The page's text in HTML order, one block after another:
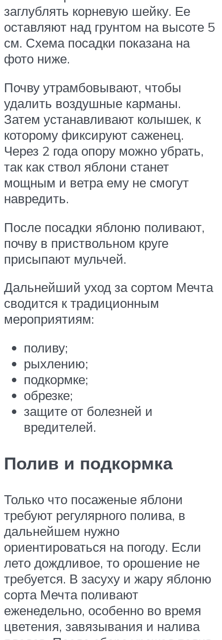
заглублять корневую шейку. Ее
оставляют над грунтом на высоте 5
см. Схема посадки показана на
фото ниже.
Почву утрамбовывают, чтобы
удалить воздушные карманы.
Затем устанавливают колышек, к
которому фиксируют саженец.
Через 2 года опору можно убрать,
так как ствол яблони станет
мощным и ветра ему не смогут
навредить.
После посадки яблоню поливают,
почву в приствольном круге
присыпают мульчей.
Дальнейший уход за сортом Мечта
сводится к традиционным
мероприятиям:
поливу;
рыхлению;
подкормке;
обрезке;
защите от болезней и
вредителей.
Полив и подкормка
Только что посаженые яблони
требуют регулярного полива, в
дальнейшем нужно
ориентироваться на погоду. Если
лето дождливое, то орошение не
требуется. В засуху и жару яблоню
сорта Мечта поливают
еженедельно, особенно во время
цветения, завязывания и налива